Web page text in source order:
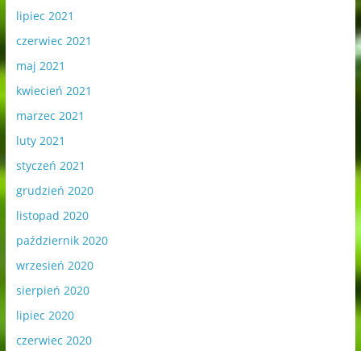
lipiec 2021
czerwiec 2021
maj 2021
kwiecień 2021
marzec 2021
luty 2021
styczeń 2021
grudzień 2020
listopad 2020
październik 2020
wrzesień 2020
sierpień 2020
lipiec 2020
czerwiec 2020